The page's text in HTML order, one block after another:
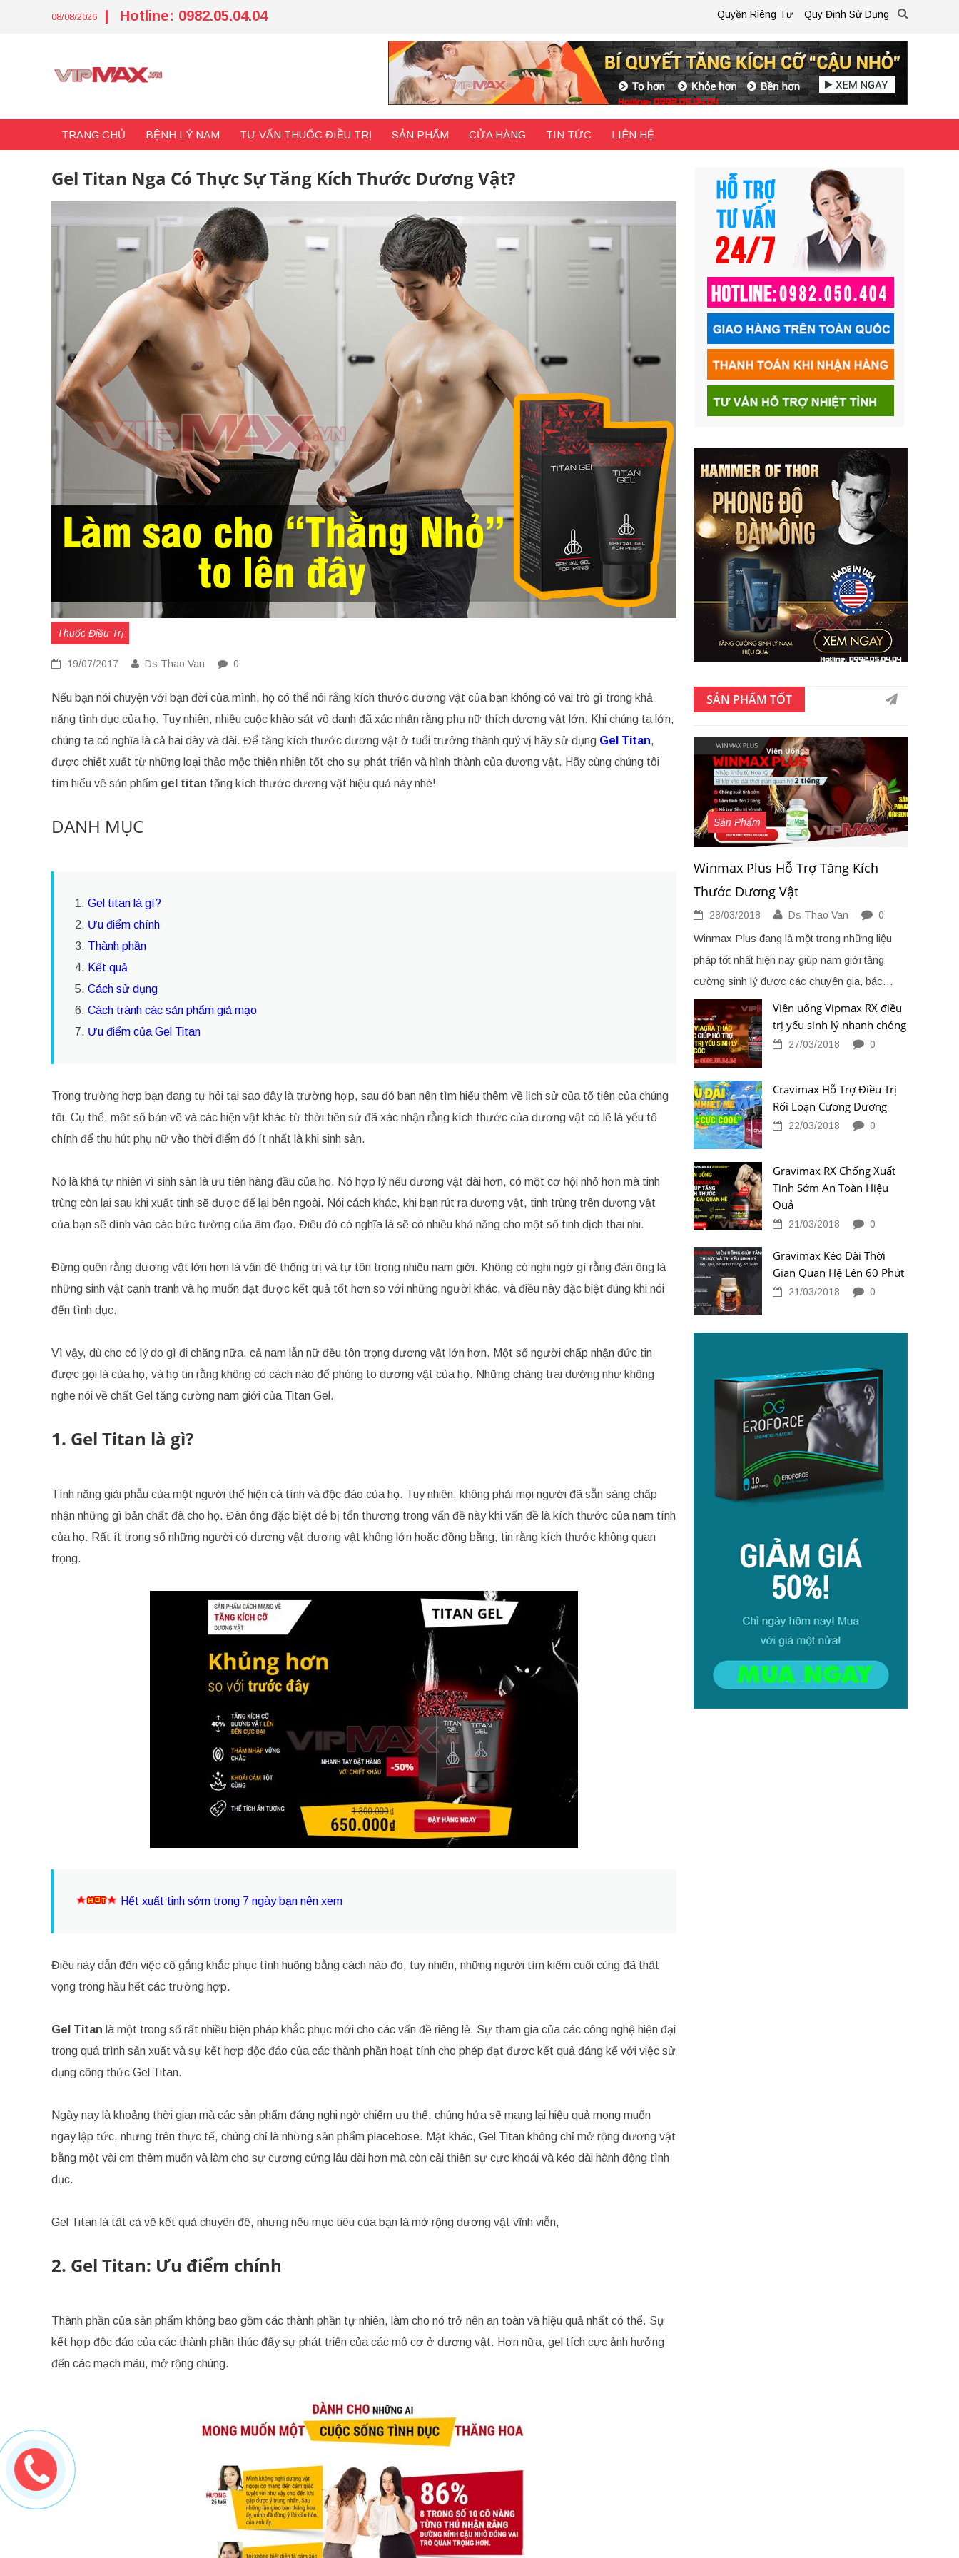
08/08/2026 Hotline: 0982.05.04.04 Quyền Riêng Tư Quy Định Sử Dụng
TRANG CHỦ BỆNH LÝ NAM TƯ VẤN THUỐC ĐIỀU TRỊ SẢN PHẨM CỬA HÀNG TIN TỨC LIÊN HỆ
Gel Titan Nga Có Thực Sự Tăng Kích Thước Dương Vật?
Thuốc Điều Trị
19/07/2017 Ds Thao Van 0
Nếu bạn nói chuyện với bạn đời của mình, họ có thể nói rằng kích thước dương vật của bạn không có vai trò gì trong khả
năng tình dục của họ. Tuy nhiên, nhiều cuộc khảo sát vô danh đã xác nhận rằng phụ nữ thích dương vật lớn. Khi chúng ta lớn,
chúng ta có nghĩa là cả hai dày và dài. Để tăng kích thước dương vật ở tuổi trưởng thành quý vị hãy sử dụng Gel Titan,
được chiết xuất từ những loại thảo mộc thiên nhiên tốt cho sự phát triển và hình thành của dương vật. Hãy cùng chúng tôi
tìm hiểu về sản phẩm gel titan tăng kích thước dương vật hiệu quả này nhé!
DANH MỤC
1. Gel titan là gì?
2. Ưu điểm chính
3. Thành phần
4. Kết quả
5. Cách sử dụng
6. Cách tránh các sản phẩm giả mạo
7. Ưu điểm của Gel Titan
Trong trường hợp bạn đang tự hỏi tại sao đây là trường hợp, sau đó bạn nên tìm hiểu thêm về lịch sử của tổ tiên của chúng
tôi. Cụ thể, một số bản vẽ và các hiện vật khác từ thời tiền sử đã xác nhận rằng kích thước của dương vật có lẽ là yếu tố
chính để thu hút phụ nữ vào thời điểm đó ít nhất là khi sinh sản.
Nó là khá tự nhiên vì sinh sản là ưu tiên hàng đầu của họ. Nó hợp lý nếu dương vật dài hơn, có một cơ hội nhỏ hơn mà tinh
trùng còn lại sau khi xuất tinh sẽ được để lại bên ngoài. Nói cách khác, khi bạn rút ra dương vật, tinh trùng trên dương vật
của bạn sẽ dính vào các bức tường của âm đạo. Điều đó có nghĩa là sẽ có nhiều khả năng cho một số tinh dịch thai nhi.
Đừng quên rằng dương vật lớn hơn là vấn đề thống trị và tự tôn trọng nhiều nam giới. Không có nghi ngờ gì rằng đàn ông là
những sinh vật cạnh tranh và họ muốn đạt được kết quả tốt hơn so với những người khác, và điều này đặc biệt đúng khi nói
đến tình dục.
Vì vậy, dù cho có lý do gì đi chăng nữa, cả nam lẫn nữ đều tôn trọng dương vật lớn hơn. Một số người chấp nhận đức tin
được gọi là của họ, và họ tin rằng không có cách nào để phóng to dương vật của họ. Những chàng trai dường như không
nghe nói về chất Gel tăng cường nam giới của Titan Gel.
1. Gel Titan là gì?
Tính năng giải phẫu của một người thể hiện cá tính và độc đáo của họ. Tuy nhiên, không phải mọi người đã sẵn sàng chấp
nhận những gì bản chất đã cho họ. Đàn ông đặc biệt dễ bị tổn thương trong vấn đề này khi vấn đề là kích thước của nam tính
của họ. Rất ít trong số những người có dương vật dương vật không lớn hoặc đồng bằng, tin rằng kích thước không quan
trọng.
Hết xuất tinh sớm trong 7 ngày bạn nên xem
Điều này dẫn đến việc cố gắng khắc phục tình huống bằng cách nào đó; tuy nhiên, những người tìm kiếm cuối cùng đã thất
vọng trong hầu hết các trường hợp.
Gel Titan là một trong số rất nhiều biện pháp khắc phục mới cho các vấn đề riêng lẻ. Sự tham gia của các công nghệ hiện đại
trong quá trình sản xuất và sự kết hợp độc đáo của các thành phần hoạt tính cho phép đạt được kết quả đáng kể với việc sử
dụng công thức Gel Titan.
Ngày nay là khoảng thời gian mà các sản phẩm đáng nghi ngờ chiếm ưu thế: chúng hứa sẽ mang lại hiệu quả mong muốn
ngay lập tức, nhưng trên thực tế, chúng chỉ là những sản phẩm placebose. Mặt khác, Gel Titan không chỉ mở rộng dương vật
bằng một vài cm thèm muốn và làm cho sự cương cứng lâu dài hơn mà còn cải thiện sự cực khoái và kéo dài hành động tình
dục.
Gel Titan là tất cả về kết quả chuyên đề, nhưng nếu mục tiêu của bạn là mở rộng dương vật vĩnh viễn,
2. Gel Titan: Ưu điểm chính
Thành phần của sản phẩm không bao gồm các thành phần tự nhiên, làm cho nó trở nên an toàn và hiệu quả nhất có thể. Sự
kết hợp độc đáo của các thành phần thúc đẩy sự phát triển của các mô cơ ở dương vật. Hơn nữa, gel tích cực ảnh hưởng
đến các mạch máu, mở rộng chúng.
SẢN PHẨM TỐT
Sản Phẩm
Winmax Plus Hỗ Trợ Tăng Kích
Thước Dương Vật
28/03/2018 Ds Thao Van 0
Winmax Plus đang là một trong những liệu
pháp tốt nhất hiện nay giúp nam giới tăng
cường sinh lý được các chuyên gia, bác…
Viên uống Vipmax RX điều
trị yếu sinh lý nhanh chóng
27/03/2018 0
Cravimax Hỗ Trợ Điều Trị
Rối Loạn Cương Dương
22/03/2018 0
Gravimax RX Chống Xuất
Tinh Sớm An Toàn Hiệu
Quả
21/03/2018 0
Gravimax Kéo Dài Thời
Gian Quan Hệ Lên 60 Phút
21/03/2018 0